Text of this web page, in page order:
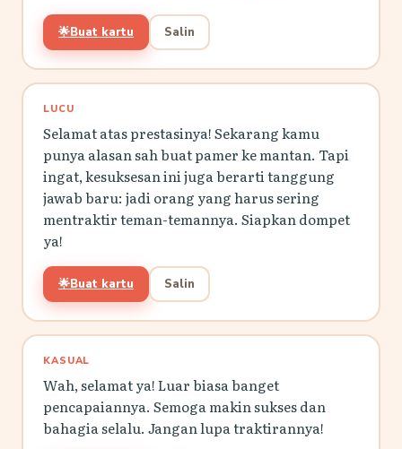
🌟Buat kartu Salin
LUCU
Selamat atas prestasinya! Sekarang kamu
punya alasan sah buat pamer ke mantan. Tapi
ingat, kesuksesan ini juga berarti tanggung
jawab baru: jadi orang yang harus sering
mentraktir teman-temannya. Siapkan dompet
ya!
🌟Buat kartu Salin
KASUAL
Wah, selamat ya! Luar biasa banget
pencapaiannya. Semoga makin sukses dan
bahagia selalu. Jangan lupa traktirannya!